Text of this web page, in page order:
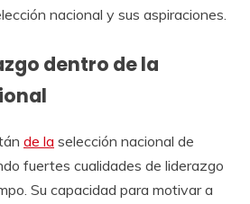
nacional y sus aspiraciones.
dentro de la
de la selección nacional de
fuertes cualidades de liderazgo
Su capacidad para motivar a